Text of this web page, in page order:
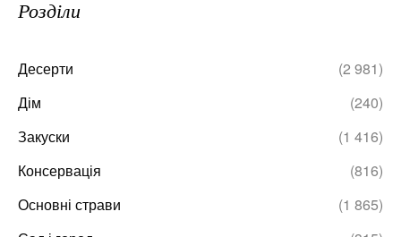
Розділи
Десерти
(2 981)
Дім
(240)
Закуски
(1 416)
Консервація
(816)
Основні страви
(1 865)